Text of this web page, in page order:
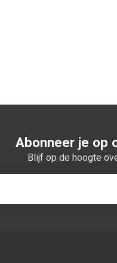
Abonneer je op
Blijf op de hoogte